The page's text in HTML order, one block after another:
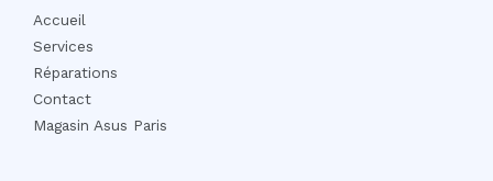
Accueil
Services
Réparations
Contact
Magasin Asus Paris